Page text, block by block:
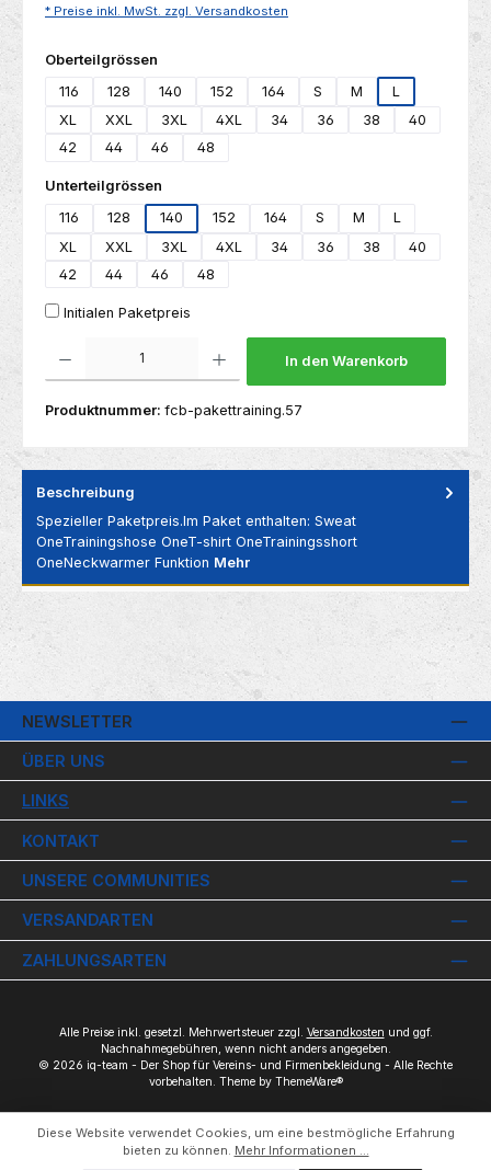
* Preise inkl. MwSt. zzgl. Versandkosten
Oberteilgrössen
116
128 140 152 164 S M
L
XL
XXL 3XL 4XL 34 36 38
40
42
44 46 48
Unterteilgrössen
116
128 140 152 164 S M
L
XL
XXL 3XL 4XL 34 36 38
40
42
44 46 48
Initialen Paketpreis
In den Warenkorb
Produktnummer: fcb-pakettraining.57
Beschreibung
Spezieller Paketpreis.Im Paket enthalten: Sweat
OneTrainingshose OneT-shirt OneTrainingsshort
OneNeckwarmer Funktion Mehr
NEWSLETTER
ÜBER UNS
LINKS
KONTAKT
UNSERE COMMUNITIES
VERSANDARTEN
ZAHLUNGSARTEN
Alle Preise inkl. gesetzl. Mehrwertsteuer zzgl. Versandkosten und ggf.
Nachnahmegebühren, wenn nicht anders angegeben.
© 2026 iq-team - Der Shop für Vereins- und Firmenbekleidung - Alle Rechte
vorbehalten. Theme by ThemeWare®
Diese Website verwendet Cookies, um eine bestmögliche Erfahrung
bieten zu können. Mehr Informationen ...